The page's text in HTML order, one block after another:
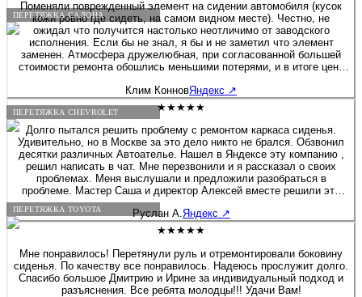
ПЕРЕТЯЖКА САЛОНА
ПЕРЕТЯЖКА CHEVROLET
ПЕРЕТЯЖКА TOYOTA
Поменяли поврежденный элемент на сидении автомобиля (кусок
кожи ровно где сидеть, на самом видном месте). Честно, не
ожидал что получится настолько неотличимо от заводского
исполнения. Если бы не знал, я бы и не заметил что элемент
заменен. Атмосфера дружелюбная, при согласованной большей
стоимости ремонта обошлись меньшими потерями, и в итоге цена
через время что-то изменится, отзыв дополню. Но почему-то
уверен, что не придется.
Клим КонновЯндекс ↗
★★★★★
Долго пытался решить проблему с ремонтом каркаса сиденья.
Удивительно, но в Москве за это дело никто не брался. Обзвонил
десятки различных Автоателье. Нашел в Яндексе эту компанию ,
решил написать в чат. Мне перезвонили и я рассказал о своих
проблемах. Меня выслушали и предложили разобраться в
проблеме. Мастер Саша и директор Алексей вместе решили это
вопрос. Хочу дополнить, что я приятно удивлен был, как директор
вовлечен в работу, помогал своим сотрудникам и через 2 дня мне
позвонил, чтобы узнать результат. Купи салон - профессионалы! К
Руслан А.Яндекс ↗
★★★★★
Мне понравилось! Перетянули руль и отремонтировали боковину
сиденья. По качеству все понравилось. Надеюсь прослужит долго.
Спасибо большое Дмитрию и Ирине за индивидуальный подход и
разъяснения. Все ребята молодцы!!! Удачи Вам!